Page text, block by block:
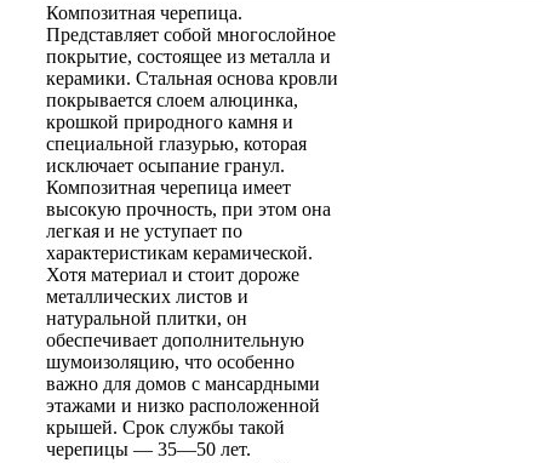
Композитная черепица.
Представляет собой многослойное
покрытие, состоящее из металла и
керамики. Стальная основа кровли
покрывается слоем алюцинка,
крошкой природного камня и
специальной глазурью, которая
исключает осыпание гранул.
Композитная черепица имеет
высокую прочность, при этом она
легкая и не уступает по
характеристикам керамической.
Хотя материал и стоит дороже
металлических листов и
натуральной плитки, он
обеспечивает дополнительную
шумоизоляцию, что особенно
важно для домов с мансардными
этажами и низко расположенной
крышей. Срок службы такой
черепицы — 35—50 лет.